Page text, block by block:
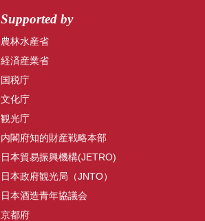
Supported by
農林水産省
経済産業省
国税庁
文化庁
観光庁
内閣府知的財産戦略本部
日本貿易振興機構(JETRO)
日本政府観光局（JNTO）
日本酒造青年協議会
京都府